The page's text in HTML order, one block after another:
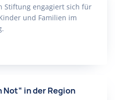
Stiftung engagiert sich für
und Familien im
in der Region